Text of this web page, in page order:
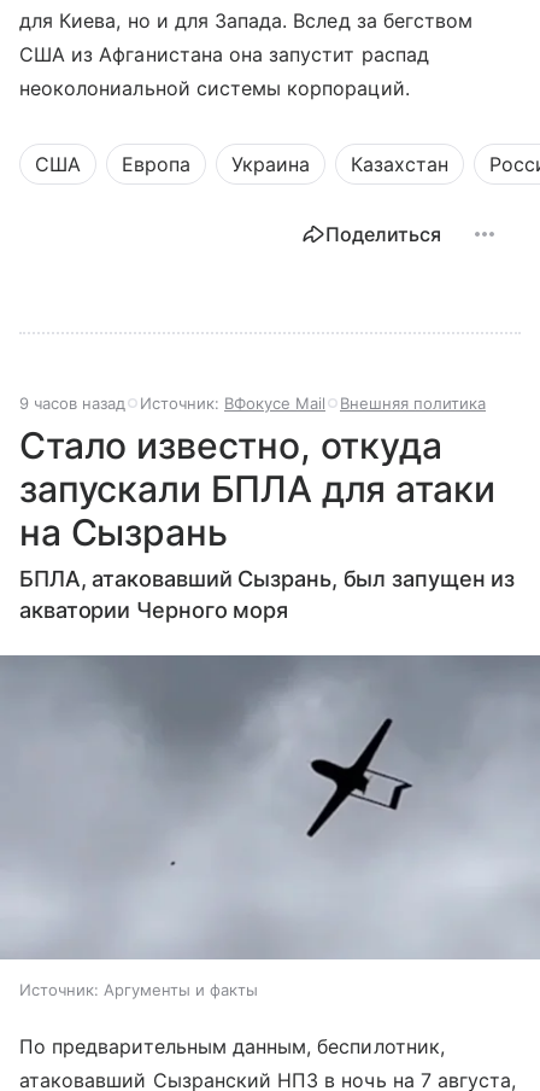
для Киева, но и для Запада. Вслед за бегством
США из Афганистана она запустит распад
неоколониальной системы корпораций.
США Европа Украина Казахстан
Поделиться
9 часов назад Источник: ВФокусе Mail Внешняя политика
Стало известно, откуда
запускали БПЛА для атаки
на Сызрань
БПЛА, атаковавший Сызрань, был запущен из
акватории Черного моря
Источник: Аргументы и факты
По предварительным данным, беспилотник,
атаковавший Сызранский НПЗ в ночь на 7 августа,